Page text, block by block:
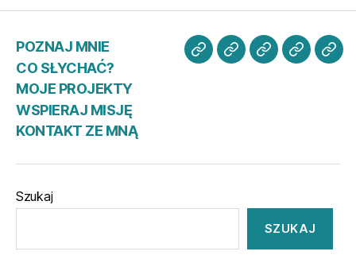
POZNAJ MNIE
CO SŁYCHAĆ?
MOJE PROJEKTY
WSPIERAJ MISJĘ
KONTAKT ZE MNĄ
POZNAJ
CO
MOJE
Szukaj
SZUKAJ